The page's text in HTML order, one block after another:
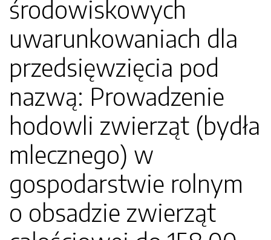
środowiskowych
uwarunkowaniach dla
przedsięwzięcia pod
nazwą: Prowadzenie
hodowli zwierząt (bydła
mlecznego) w
gospodarstwie rolnym
o obsadzie zwierząt